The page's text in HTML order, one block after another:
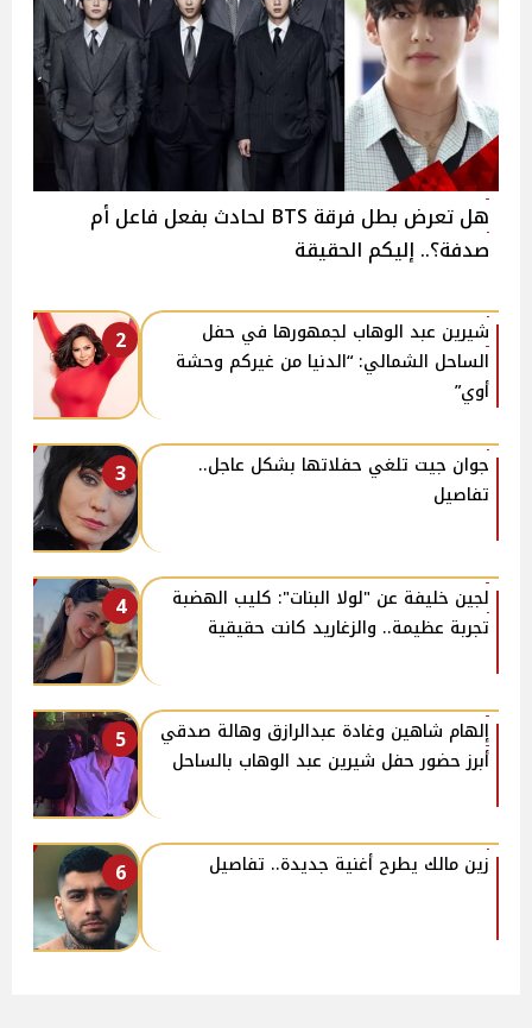
هل تعرض بطل فرقة BTS لحادث بفعل فاعل أم
صدفة؟.. إليكم الحقيقة
2
شيرين عبد الوهاب لجمهورها في حفل
الساحل الشمالي: “الدنيا من غيركم وحشة
أوي”
3
جوان جيت تلغي حفلاتها بشكل عاجل..
تفاصيل
4
لجين خليفة عن "لولا البنات": كليب الهضبة
تجربة عظيمة.. والزغاريد كانت حقيقية
5
إلهام شاهين وغادة عبدالرازق وهالة صدقي
أبرز حضور حفل شيرين عبد الوهاب بالساحل
6 زين مالك يطرح أغنية جديدة.. تفاصيل